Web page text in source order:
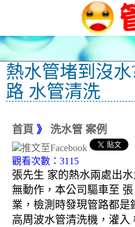
熱水管堵到沒
路 水管清洗
首頁 》 洗水管 案例
觀看次數：3115
張先生 家的熱水兩處出
無動作，本公司驅車至
業，檢測時發現管路都
高周波水管清洗機，灌入